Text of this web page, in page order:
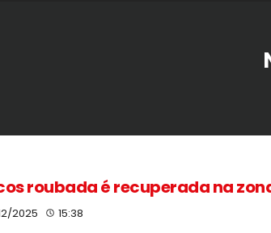
roubada é recuperada na
2025 15:38